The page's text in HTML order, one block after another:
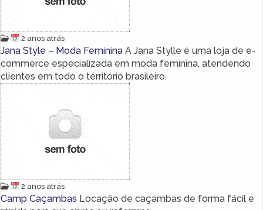
2 anos atrás
Jana Style – Moda Feminina A Jana Stylle é uma loja de e-
commerce especializada em moda feminina, atendendo
clientes em todo o território brasileiro.
2 anos atrás
Camp Caçambas Locação de caçambas de forma fácil e